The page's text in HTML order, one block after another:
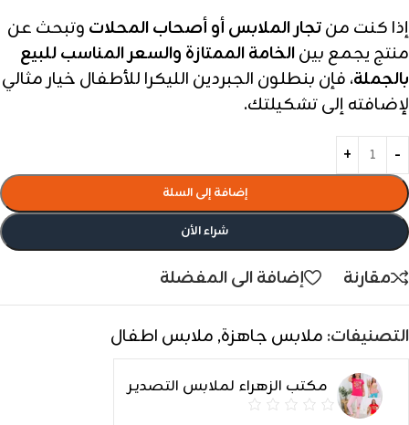
إذا كنت منتجار الملابس أو أصحاب المحلات وتبحث عن
منتج يجمع بينالخامة الممتازة والسعر المناسب للبيع
بالجملة، فإن بنطلون الجبردين الليكرا للأطفال خيار مثالي
لإضافته إلى تشكيلتك.
إضافة إلى السلة
شراء الأن
مقارنة إضافة الى المفضلة
التصنيفات: ملابس جاهزة, ملابس اطفال
مكتب الزهراء لملابس التصديـر